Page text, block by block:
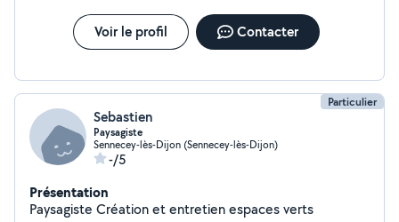
Voir le profil Contacter
Particulier
Sebastien
Paysagiste
Sennecey-lès-Dijon (Sennecey-lès-Dijon)
-/5
Présentation
Paysagiste Création et entretien espaces verts